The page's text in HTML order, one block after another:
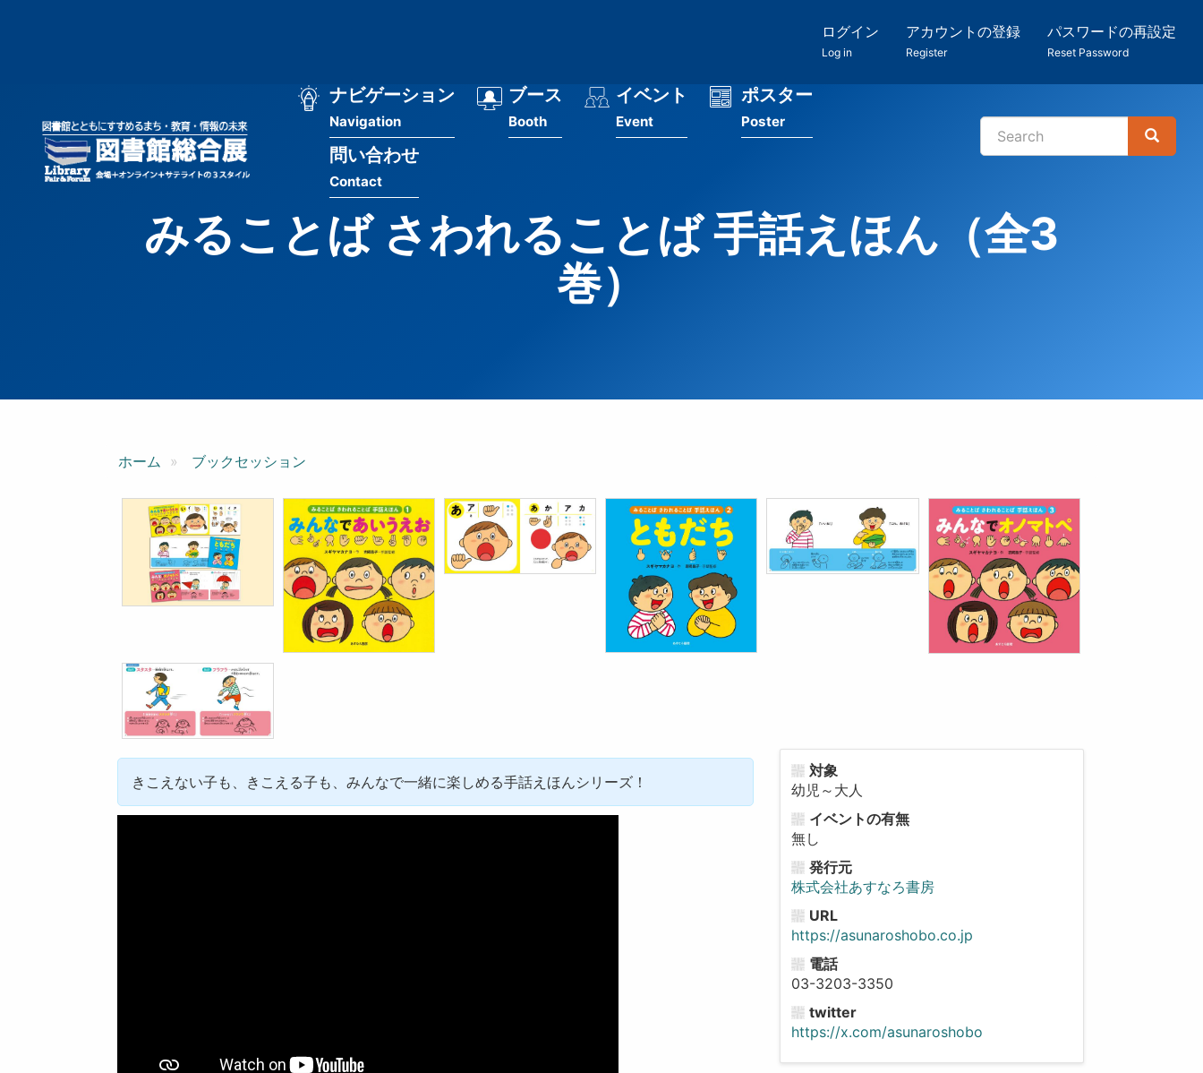
ー
ザ
ログイン
Log in
アカウントの登録
Register
パスワードの再設定
Reset Password
メ
ナ
ビ
ナビゲーション
Navigation
ブース
Booth
イベント
Event
ポスター
Poster
問い合わせ
Contact
検
Search
Search
みることば さわれることば 手話えほん（全3
巻）
ホーム ブックセッション
きこえない子も、きこえる子も、みんなで一緒に楽しめる手話えほんシリーズ！
対象
幼児～大人
イベントの有無
無し
発行元
株式会社あすなろ書房
URL
https://asunaroshobo.co.jp
電話
03-3203-3350
twitter
https://x.com/asunaroshobo